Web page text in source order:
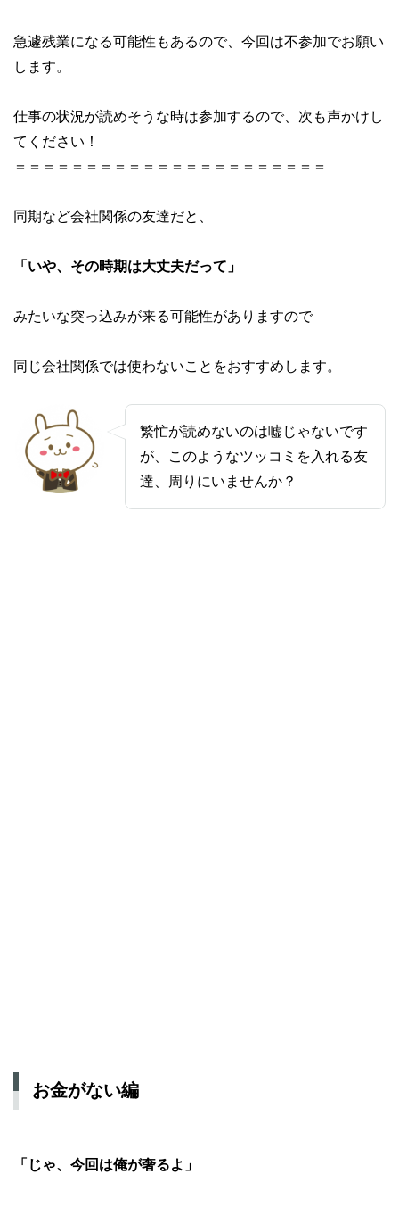
急遽残業になる可能性もあるので、今回は不参加でお願い
します。
仕事の状況が読めそうな時は参加するので、次も声かけし
てください！
＝＝＝＝＝＝＝＝＝＝＝＝＝＝＝＝＝＝＝＝＝＝
同期など会社関係の友達だと、
「いや、その時期は大丈夫だって」
みたいな突っ込みが来る可能性がありますので
同じ会社関係では使わないことをおすすめします。
繁忙が読めないのは嘘じゃないです
が、このようなツッコミを入れる友
達、周りにいませんか？
お金がない編
「じゃ、今回は俺が奢るよ」